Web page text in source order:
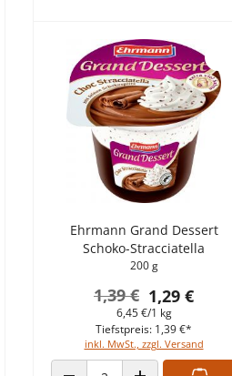
Ehrmann Grand Dessert
Schoko-Stracciatella
200 g
1,29 €
1,39 €
6,45 €/1 kg
inkl. MwSt., zzgl. Versand
Tiefstpreis: 1,39 €*